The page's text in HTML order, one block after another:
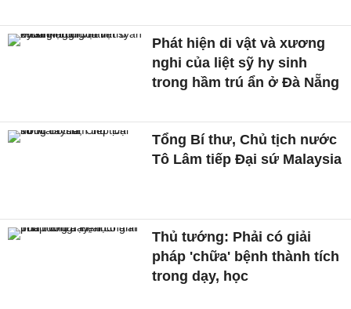
Phát hiện di vật và xương
nghi của liệt sỹ hy sinh
trong hầm trú ẩn ở Đà Nẵng
Tổng Bí thư, Chủ tịch nước
Tô Lâm tiếp Đại sứ Malaysia
Thủ tướng: Phải có giải
pháp 'chữa' bệnh thành tích
trong dạy, học